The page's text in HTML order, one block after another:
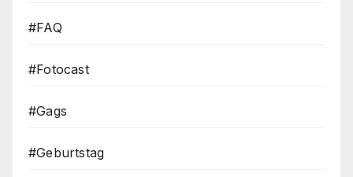
#FAQ
#Fotocast
#Gags
#Geburtstag